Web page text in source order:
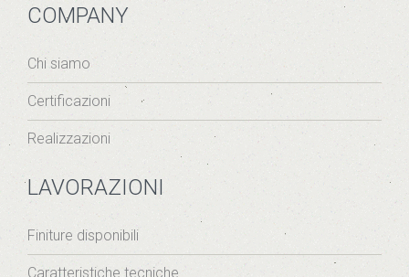
COMPANY
Chi siamo
Certificazioni
Realizzazioni
LAVORAZIONI
Finiture disponibili
Caratteristiche tecniche